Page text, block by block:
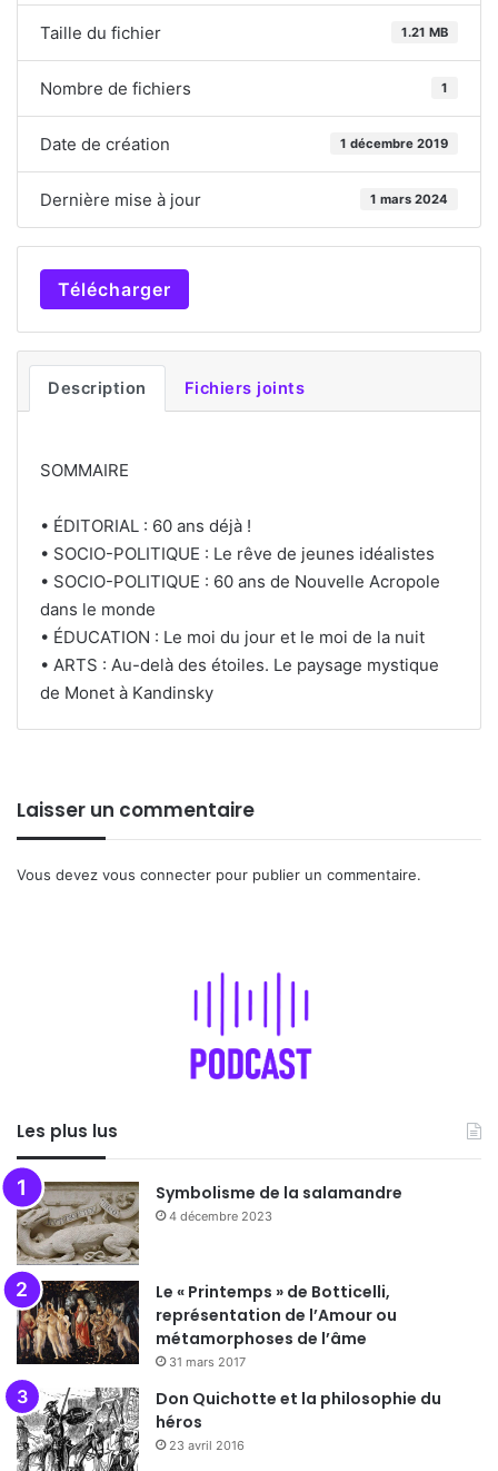
Taille du fichier 1.21 MB
Nombre de fichiers 1
Date de création 1 décembre 2019
Dernière mise à jour 1 mars 2024
Télécharger
Description Fichiers joints
SOMMAIRE
• ÉDITORIAL : 60 ans déjà !
• SOCIO-POLITIQUE : Le rêve de jeunes idéalistes
• SOCIO-POLITIQUE : 60 ans de Nouvelle Acropole
dans le monde
• ÉDUCATION : Le moi du jour et le moi de la nuit
• ARTS : Au-delà des étoiles. Le paysage mystique
de Monet à Kandinsky
Laisser un commentaire
Vous devez vous connecter pour publier un commentaire.
Les plus lus
Symbolisme de la salamandre
4 décembre 2023
Le « Printemps » de Botticelli,
représentation de l’Amour ou
métamorphoses de l’âme
31 mars 2017
Don Quichotte et la philosophie du
héros
23 avril 2016